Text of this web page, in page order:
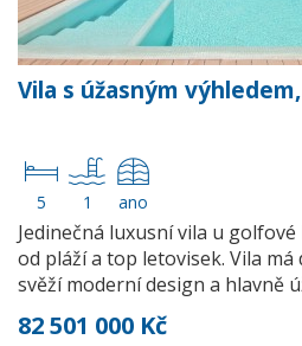
Vila s úžasným
5 1 ano
Jedinečná luxusní vila u
od pláží a top letovisek. Vila
svěží moderní design a hlavně
82 501 000 Kč